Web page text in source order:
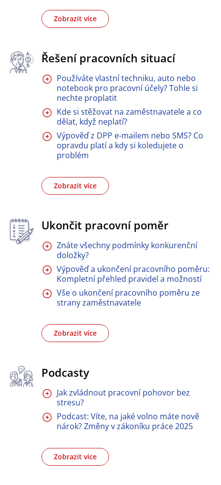
Zobrazit více
Řešení pracovních situací
Používáte vlastní techniku, auto nebo
notebook pro pracovní účely? Tohle si
nechte proplatit
Kde si stěžovat na zaměstnavatele a co
dělat, když neplatí?
Výpověď z DPP e-mailem nebo SMS? Co
opravdu platí a kdy si koledujete o
problém
Zobrazit více
Ukončit pracovní poměr
Znáte všechny podmínky konkurenční
doložky?
Výpověď a ukončení pracovního poměru:
Kompletní přehled pravidel a možností
Vše o ukončení pracovního poměru ze
strany zaměstnavatele
Zobrazit více
Podcasty
Jak zvládnout pracovní pohovor bez
stresu?
Podcast: Víte, na jaké volno máte nově
nárok? Změny v zákoníku práce 2025
Zobrazit více